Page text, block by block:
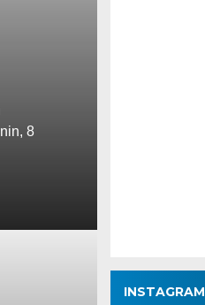
8
INSTAGRAM